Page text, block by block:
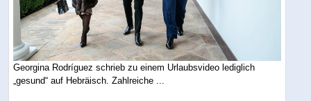
Georgina Rodríguez schrieb zu einem Urlaubsvideo lediglich
„gesund“ auf Hebräisch. Zahlreiche ...